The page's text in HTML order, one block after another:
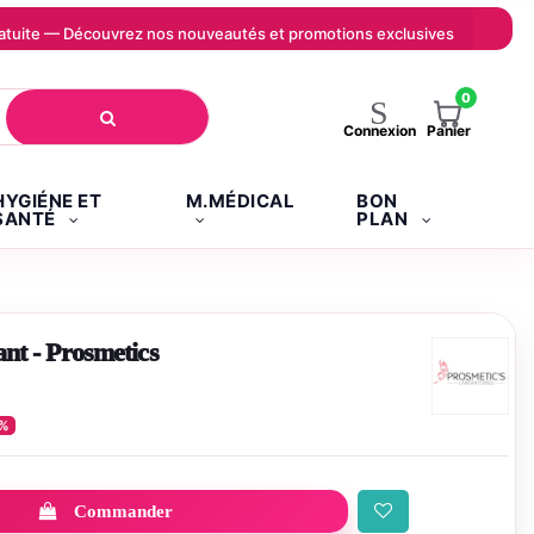
— Découvrez nos nouveautés et promotions exclusives
Connexion
0
Panier
ET M.MÉDICAL BON
PLAN
- Prosmetics
Commander